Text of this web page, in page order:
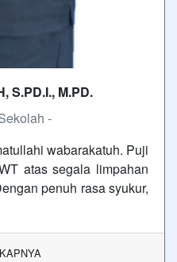
S.PD.I., M.PD.
-
wabarakatuh. Puji
atas segala limpahan
penuh rasa syukur,